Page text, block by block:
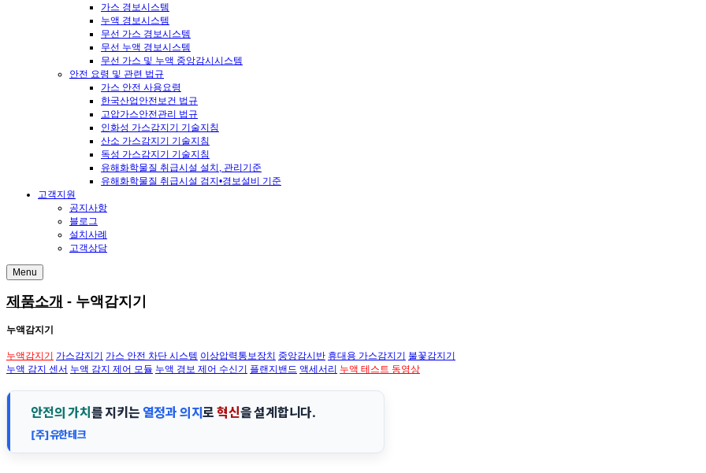
가스 경보시스템
누액 경보시스템
무선 가스 경보시스템
무선 누액 경보시스템
무선 가스 및 누액 중앙감시시스템
안전 요령 및 관련 법규
가스 안전 사용요령
한국산업안전보건 법규
고압가스안전관리 법규
인화성 가스감지기 기술지침
산소 가스감지기 기술지침
독성 가스감지기 기술지침
유해화학물질 취급시설 설치, 관리기준
유해화학물질 취급시설 검지•경보설비 기준
고객지원
공지사항
블로그
설치사례
고객상담
Menu
제품소개 - 누액감지기
누액감지기
누액감지기 가스감지기 가스 안전 차단 시스템 이상압력통보장치 중앙감시반 휴대용 가스감지기 불꽃감지기
누액 감지 센서 누액 감지 제어 모듈 누액 경보 제어 수신기 플랜지밴드 액세서리 누액 테스트 동영상
안전의 가치 를 지키는 열정과 의지로혁신을 설계합니다.
[주]유한테크